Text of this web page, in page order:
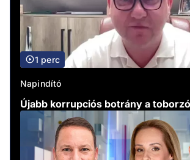
1 perc
Napindító
Újabb korrupciós botrány a